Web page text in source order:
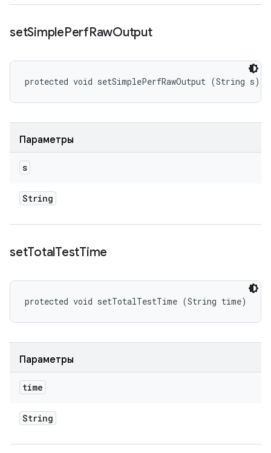
setSimplePerfRawOutput
protected void setSimplePerfRawOutput (String s)
Параметры
s
String
setTotalTestTime
protected void setTotalTestTime (String time)
Параметры
time
String